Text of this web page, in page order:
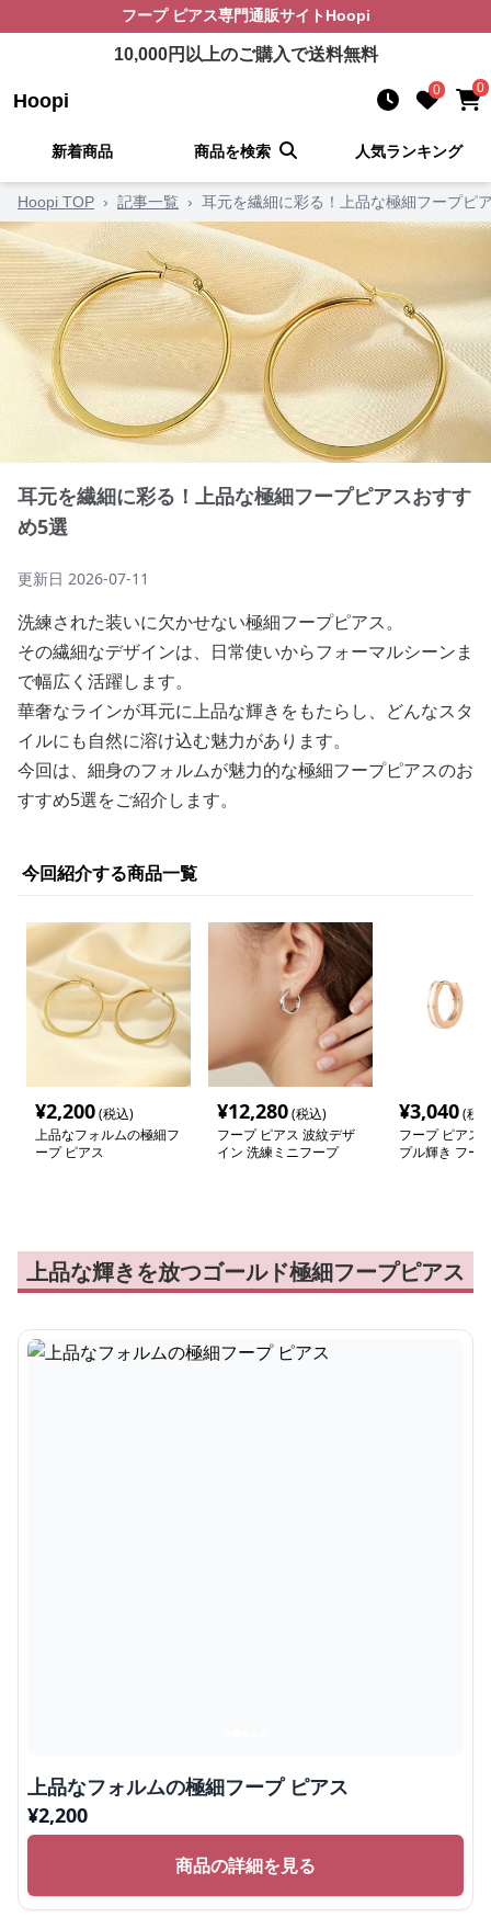
フープ ピアス専門通販サイト Hoopi
10,000円以上のご購入で送料無料
Hoopi 0 0
新着商品 商品を検索 人気ランキング
Hoopi TOP › 記事一覧 › 耳元を繊細に彩る！上品な極細フープピ
耳元を繊細に彩る！上品な極細フープピアスおすす
め5選
更新日 2026-07-11
洗練された装いに欠かせない極細フープピアス。
その繊細なデザインは、日常使いからフォーマルシーンま
で幅広く活躍します。
華奢なラインが耳元に上品な輝きをもたらし、どんなスタ
イルにも自然に溶け込む魅力があります。
今回は、細身のフォルムが魅力的な極細フープピアスのお
すすめ5選をご紹介します。
今回紹介する商品一覧
¥2,200(税込)
上品なフォルムの極細フ
ープ ピアス
¥12,280(税込)
フープ ピアス 波紋デザ
イン 洗練ミニフープ
¥3,040(税
フープ ピアス
プル輝き フー
上品な輝きを放つゴールド極細フープピアス
上品なフォルムの極細フープ ピアス
¥2,200
商品の詳細を見る